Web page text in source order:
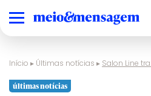
Início ▸ Últimas notícias ▸ Salon Line
últimas notícias